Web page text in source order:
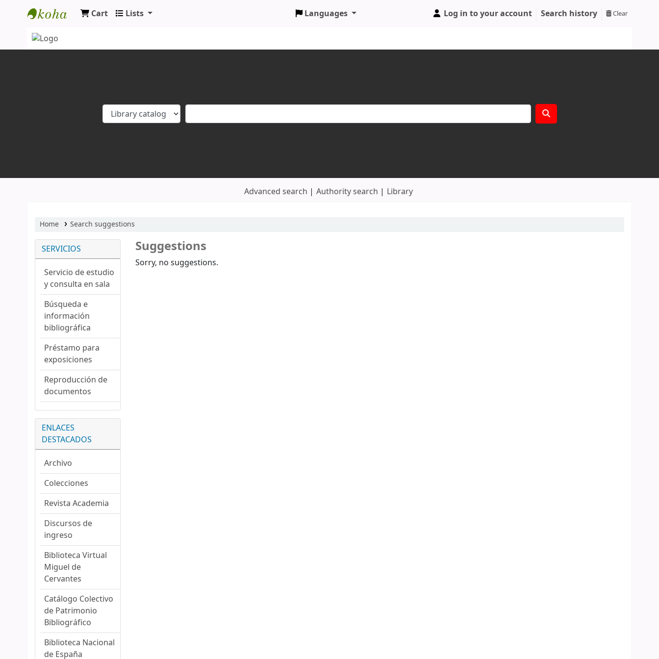
Koha online
Cart Lists Languages Log in to your account Search history Clear
Advanced search Authority search Library
Home Search suggestions
SERVICIOS
Servicio de estudio
y consulta en sala
Búsqueda e
información
bibliográfica
Préstamo para
exposiciones
Reproducción de
documentos
ENLACES
DESTACADOS
Archivo
Colecciones
Revista Academia
Discursos de
ingreso
Biblioteca Virtual
Miguel de
Cervantes
Catálogo Colectivo
de Patrimonio
Bibliográfico
Biblioteca Nacional
de España
Suggestions
Sorry, no suggestions.